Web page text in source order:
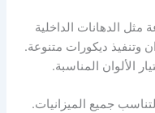
الدهانات الداخلية
وتنفيذ ديكورات متنوعة.
الألوان المناسبة.
جميع الميزانيات.